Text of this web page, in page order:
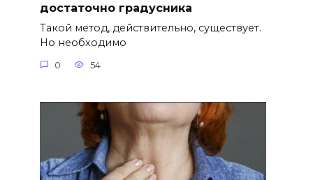
достаточно градусника
Такой метод, действительно, существует.
Но необходимо
0 54